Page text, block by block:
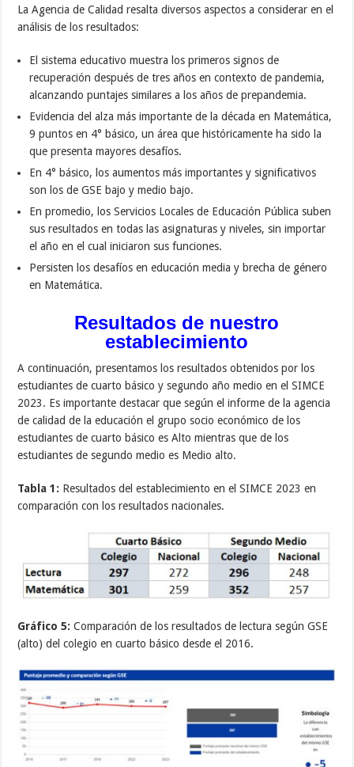
La Agencia de Calidad resalta diversos aspectos a considerar en el
análisis de los resultados:
El sistema educativo muestra los primeros signos de
recuperación después de tres años en contexto de pandemia,
alcanzando puntajes similares a los años de prepandemia.
Evidencia del alza más importante de la década en Matemática,
9 puntos en 4° básico, un área que históricamente ha sido la
que presenta mayores desafíos.
En 4° básico, los aumentos más importantes y significativos
son los de GSE bajo y medio bajo.
En promedio, los Servicios Locales de Educación Pública suben
sus resultados en todas las asignaturas y niveles, sin importar
el año en el cual iniciaron sus funciones.
Persisten los desafíos en educación media y brecha de género
en Matemática.
Resultados de nuestro
establecimiento
A continuación, presentamos los resultados obtenidos por los
estudiantes de cuarto básico y segundo año medio en el SIMCE
2023. Es importante destacar que según el informe de la agencia
de calidad de la educación el grupo socio económico de los
estudiantes de cuarto básico es Alto mientras que de los
estudiantes de segundo medio es Medio alto.
Tabla 1: Resultados del establecimiento en el SIMCE 2023 en
comparación con los resultados nacionales.
Gráfico 5: Comparación de los resultados de lectura según GSE
(alto) del colegio en cuarto básico desde el 2016.